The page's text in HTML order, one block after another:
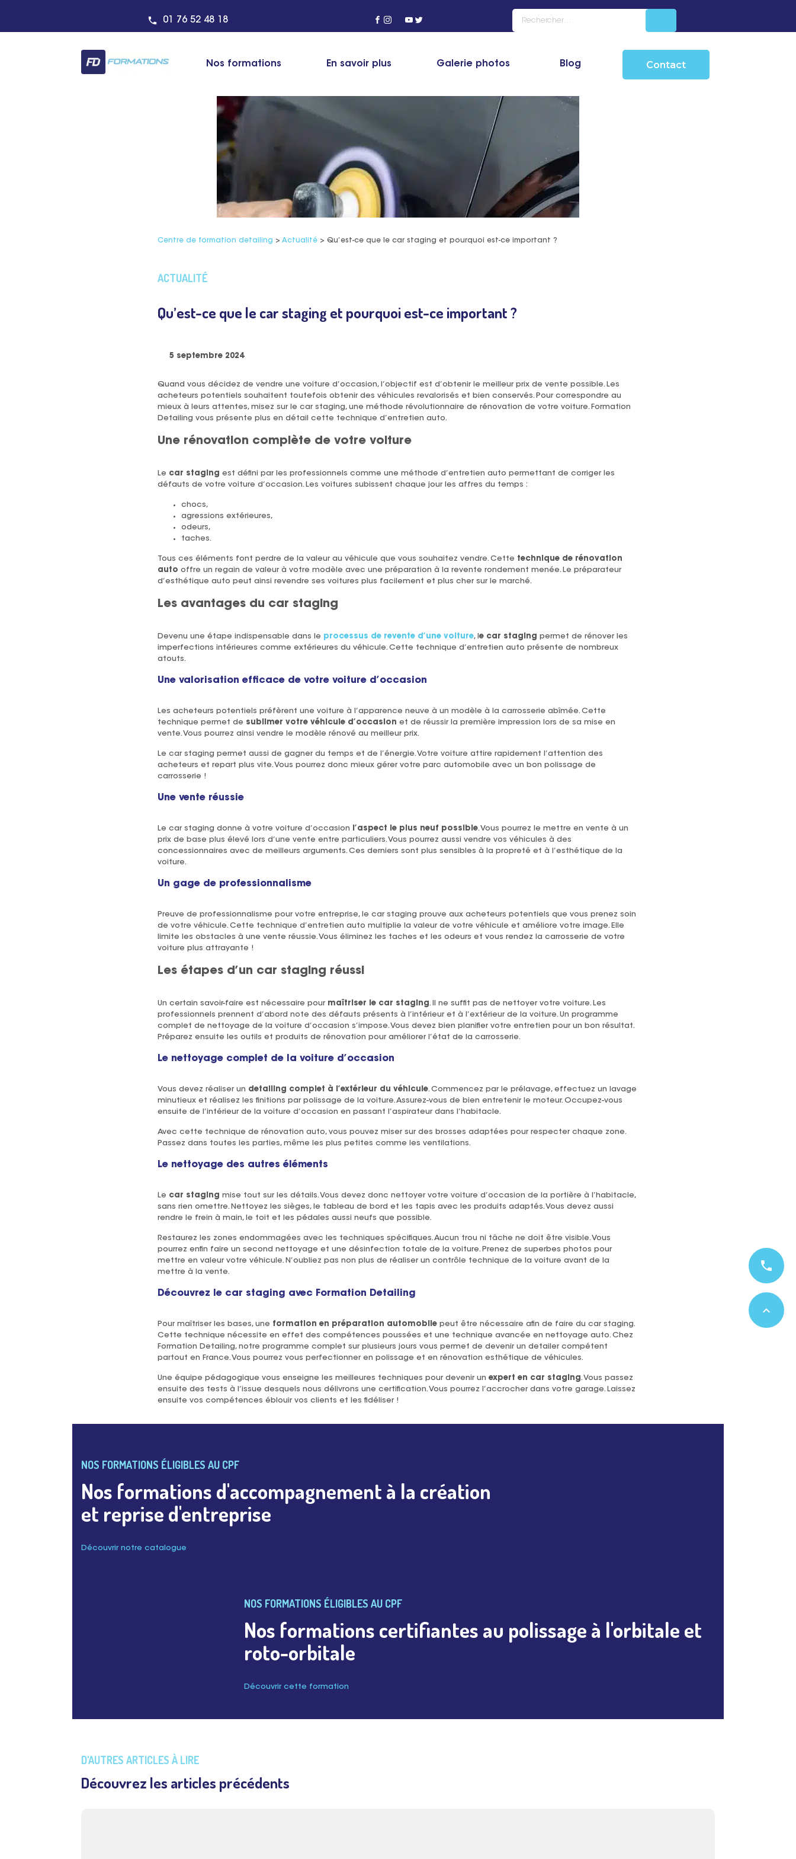
01 76 52 48 18
Nos formations En savoir plus Galerie photos Blog Contact
Centre de formation detailing > Actualité> Qu’est-ce que le car staging et pourquoi est-ce important ?
ACTUALITÉ
Qu’est-ce que le car staging et pourquoi est-ce important ?
5 septembre 2024
Quand vous décidez de vendre une voiture d’occasion, l’objectif est d’obtenir le meilleur prix de vente possible. Les
acheteurs potentiels souhaitent toutefois obtenir des véhicules revalorisés et bien conservés. Pour correspondre au
mieux à leurs attentes, misez sur le car staging, une méthode révolutionnaire de rénovation de votre voiture. Formation
Detailing vous présente plus en détail cette technique d’entretien auto.
Une rénovation complète de votre voiture
Le car staging est défini par les professionnels comme une méthode d’entretien auto permettant de corriger les
défauts de votre voiture d’occasion. Les voitures subissent chaque jour les affres du temps :
chocs,
agressions extérieures,
odeurs,
taches.
Tous ces éléments font perdre de la valeur au véhicule que vous souhaitez vendre. Cette technique de rénovation
auto offre un regain de valeur à votre modèle avec une préparation à la revente rondement menée. Le préparateur
d’esthétique auto peut ainsi revendre ses voitures plus facilement et plus cher sur le marché.
Les avantages du car staging
Devenu une étape indispensable dans le processus de revente d’une voiture, l e car staging permet de rénover les
imperfections intérieures comme extérieures du véhicule. Cette technique d’entretien auto présente de nombreux
atouts.
Une valorisation efficace de votre voiture d’occasion
Les acheteurs potentiels préfèrent une voiture à l’apparence neuve à un modèle à la carrosserie abîmée. Cette
technique permet de sublimer votre véhicule d’occasion et de réussir la première impression lors de sa mise en
vente. Vous pourrez ainsi vendre le modèle rénové au meilleur prix.
Le car staging permet aussi de gagner du temps et de l’énergie. Votre voiture attire rapidement l’attention des
acheteurs et repart plus vite. Vous pourrez donc mieux gérer votre parc automobile avec un bon polissage de
carrosserie !
Une vente réussie
Le car staging donne à votre voiture d’occasion l’aspect le plus neuf possible. Vous pourrez le mettre en vente à un
prix de base plus élevé lors d’une vente entre particuliers. Vous pourrez aussi vendre vos véhicules à des
concessionnaires avec de meilleurs arguments. Ces derniers sont plus sensibles à la propreté et à l’esthétique de la
voiture.
Un gage de professionnalisme
Preuve de professionnalisme pour votre entreprise, le car staging prouve aux acheteurs potentiels que vous prenez soin
de votre véhicule. Cette technique d’entretien auto multiplie la valeur de votre véhicule et améliore votre image. Elle
limite les obstacles à une vente réussie. Vous éliminez les taches et les odeurs et vous rendez la carrosserie de votre
voiture plus attrayante !
Les étapes d’un car staging réussi
Un certain savoir-faire est nécessaire pour maîtriser le car staging. Il ne suffit pas de nettoyer votre voiture. Les
professionnels prennent d’abord note des défauts présents à l’intérieur et à l’extérieur de la voiture. Un programme
complet de nettoyage de la voiture d’occasion s’impose. Vous devez bien planifier votre entretien pour un bon résultat.
Préparez ensuite les outils et produits de rénovation pour améliorer l’état de la carrosserie.
Le nettoyage complet de la voiture d’occasion
Vous devez réaliser un detailing complet à l’extérieur du véhicule. Commencez par le prélavage, effectuez un lavage
minutieux et réalisez les finitions par polissage de la voiture. Assurez-vous de bien entretenir le moteur. Occupez-vous
ensuite de l’intérieur de la voiture d’occasion en passant l’aspirateur dans l’habitacle.
Avec cette technique de rénovation auto, vous pouvez miser sur des brosses adaptées pour respecter chaque zone.
Passez dans toutes les parties, même les plus petites comme les ventilations.
Le nettoyage des autres éléments
Le car staging mise tout sur les détails. Vous devez donc nettoyer votre voiture d’occasion de la portière à l’habitacle,
sans rien omettre. Nettoyez les sièges, le tableau de bord et les tapis avec les produits adaptés. Vous devez aussi
rendre le frein à main, le toit et les pédales aussi neufs que possible.
Restaurez les zones endommagées avec les techniques spécifiques. Aucun trou ni tâche ne doit être visible. Vous
pourrez enfin faire un second nettoyage et une désinfection totale de la voiture. Prenez de superbes photos pour
mettre en valeur votre véhicule. N’oubliez pas non plus de réaliser un contrôle technique de la voiture avant de la
mettre à la vente.
Découvrez le car staging avec Formation Detailing
Pour maîtriser les bases, une formation en préparation automobilepeut être nécessaire afin de faire du car staging.
Cette technique nécessite en effet des compétences poussées et une technique avancée en nettoyage auto. Chez
Formation Detailing, notre programme complet sur plusieurs jours vous permet de devenir un detailer compétent
partout en France. Vous pourrez vous perfectionner en polissage et en rénovation esthétique de véhicules.
Une équipe pédagogique vous enseigne les meilleures techniques pour devenir un expert en car staging. Vous passez
ensuite des tests à l’issue desquels nous délivrons une certification. Vous pourrez l’accrocher dans votre garage. Laissez
ensuite vos compétences éblouir vos clients et les fidéliser !
NOS FORMATIONS ÉLIGIBLES AU CPF
Nos formations d'accompagnement à la création
et reprise d'entreprise
Découvrir notre catalogue
NOS FORMATIONS ÉLIGIBLES AU CPF
Nos formations certifiantes au polissage à l'orbitale et
roto-orbitale
Découvrir cette formation
D'AUTRES ARTICLES À LIRE
Découvrez les articles précédents
phone
expand_less